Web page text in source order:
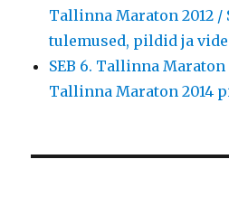
Tallinna Maraton 2012 /
tulemused, pildid ja
SEB 6. Tallinna
Tallinna Maraton 2014